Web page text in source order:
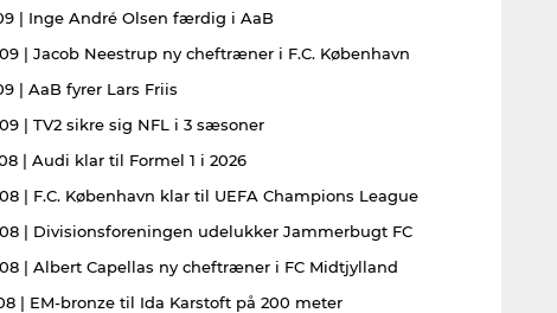
| Inge André Olsen færdig i AaB
| Jacob Neestrup ny cheftræner i F.C. København
| AaB fyrer Lars Friis
| TV2 sikre sig NFL i 3 sæsoner
| Audi klar til Formel 1 i 2026
| F.C. København klar til UEFA Champions League
| Divisionsforeningen udelukker Jammerbugt FC
| Albert Capellas ny cheftræner i FC Midtjylland
| EM-bronze til Ida Karstoft på 200 meter